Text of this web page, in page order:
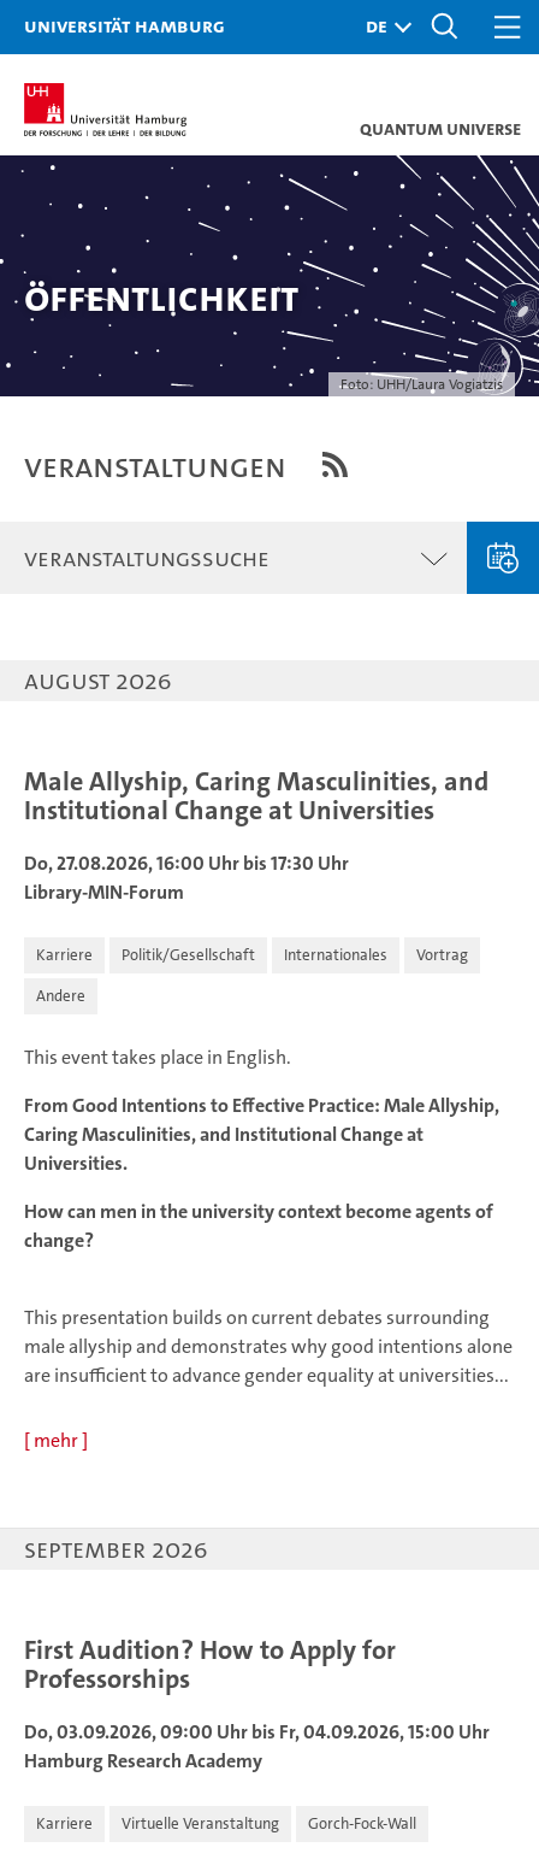
Universität Hamburg
Quantum Universe
Foto: UHH/Laura Vogiatzis
Öffentlichkeit
Veranstaltungen
Veranstaltungssuche
August 2026
Male Allyship, Caring Masculinities, and
Institutional Change at Universities
Do, 27.08.2026, 16:00 Uhr bis 17:30 Uhr
Library-MIN-Forum
Karriere Politik/Gesellschaft Internationales
Vortrag
Andere
This event takes place in English.
From Good Intentions to Effective Practice: Male Allyship,
Caring Masculinities, and Institutional Change at
Universities.
How can men in the university context become agents of
change?
This presentation builds on current debates surrounding
male allyship and demonstrates why good intentions alone
are insufficient to advance gender equality at universities...
[mehr]
September 2026
First Audition? How to Apply for
Professorships
Do, 03.09.2026, 09:00 Uhr bis Fr, 04.09.2026, 15:00 Uhr
Hamburg Research Academy
Karriere Virtuelle Veranstaltung Gorch-Fock-Wall